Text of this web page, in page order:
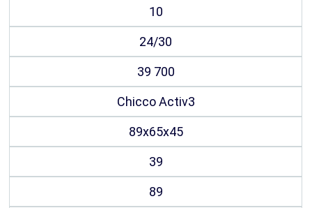
10
24/30
39 700
Chicco Activ3
89х65х45
39
89